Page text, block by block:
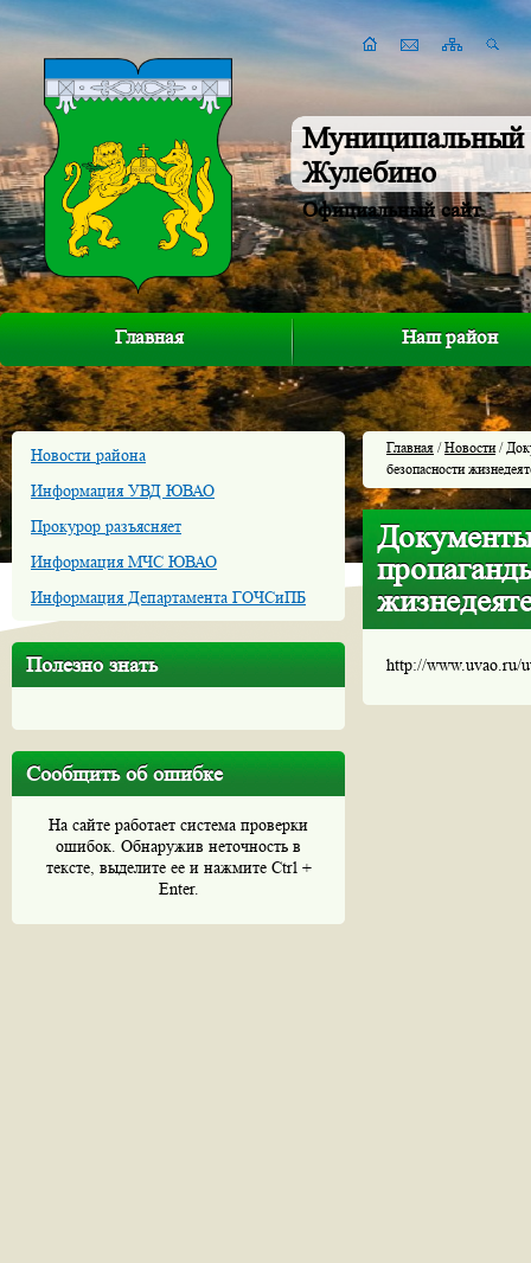
Муниципальный
Жулебино
Официальный сайт
Главная Наш район
Новости района
Информация УВД ЮВАО
Прокурор разъясняет
Информация МЧС ЮВАО
Информация Департамента ГОЧСиПБ
Полезно знать
Сообщить об ошибке
На сайте работает система проверки
ошибок. Обнаружив неточность в
тексте, выделите ее и нажмите Ctrl +
Enter.
Главная /Новости/
безопасности
http://www.uvao.ru/